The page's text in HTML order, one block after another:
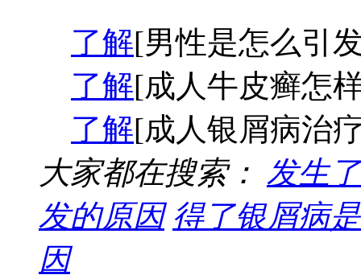
了解[男性是怎么引
了解[成人牛皮癣怎
了解[成人银屑病治
大家都在搜索： 发生
发的原因 得了银屑病
因